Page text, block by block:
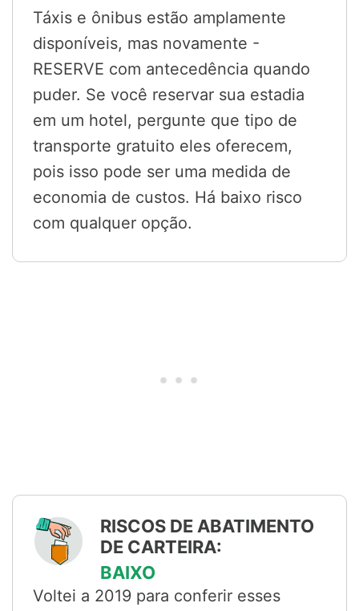
Táxis e ônibus estão amplamente
disponíveis, mas novamente -
RESERVE com antecedência quando
puder. Se você reservar sua estadia
em um hotel, pergunte que tipo de
transporte gratuito eles oferecem,
pois isso pode ser uma medida de
economia de custos. Há baixo risco
com qualquer opção.
RISCOS DE ABATIMENTO
DE CARTEIRA:
BAIXO
Voltei a 2019 para conferir esses